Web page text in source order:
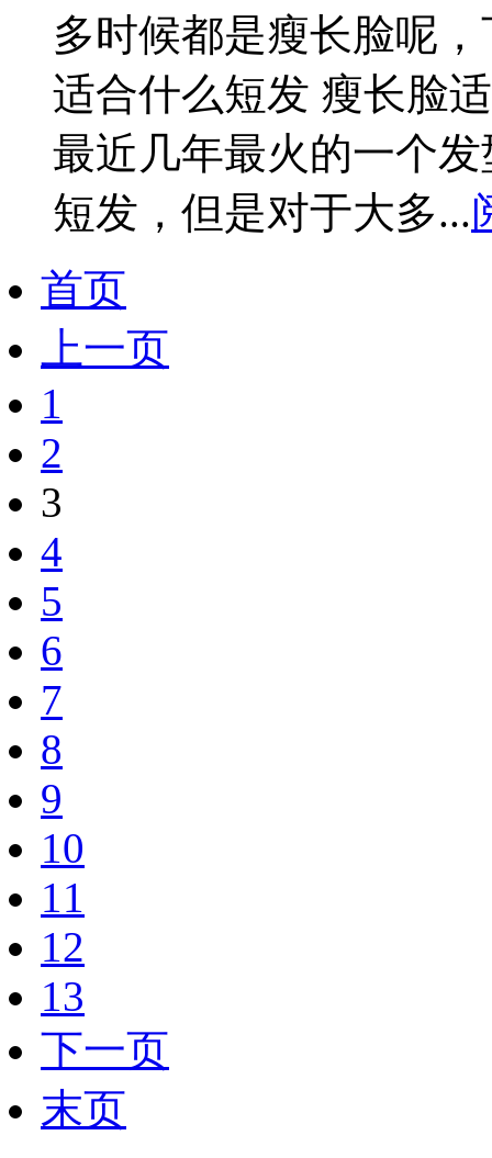
多时候都是瘦长脸呢
适合什么短发 瘦长脸
最近几年最火的一个
短发，但是对于大多...
首页
上一页
1
2
3
4
5
6
7
8
9
10
11
12
13
下一页
末页